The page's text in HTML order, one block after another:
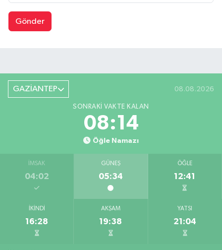
Gönder
GAZİANTEP 08.08.2026
SONRAKI VAKTE KALAN
08:13
Öğle Namazı
İMSAK
04:02
GÜNEŞ
05:34
ÖĞLE
12:41
İKINDI
16:28
AKŞAM
19:38
YATSI
21:04